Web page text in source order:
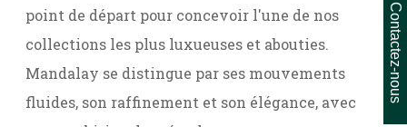
point de départ pour concevoir l'une de nos
collections les plus luxueuses et abouties.
Mandalay se distingue par ses mouvements
fluides, son raffinement et son élégance, avec
Contactez-nous